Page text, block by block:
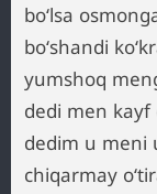
boʻlsa
boʻshandi
yumshoq
dedi men kayf
dedim u meni
chiqarmay